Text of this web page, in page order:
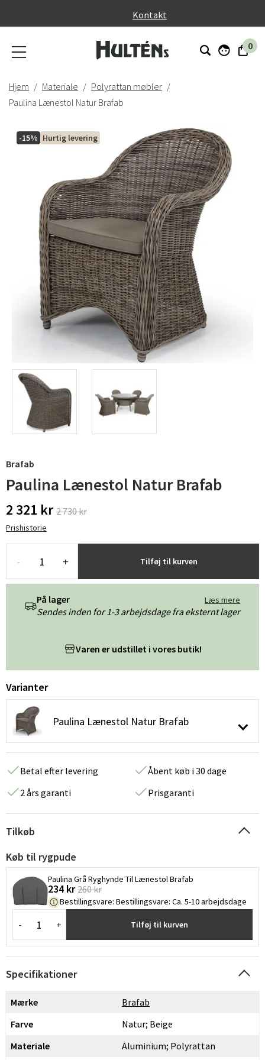
Kontakt
0
Hjem Materiale
Polyrattan møbler
Paulina Lænestol Natur Brafab
-15% Hurtig levering
Brafab
Paulina Lænestol Natur Brafab
2 321 kr 2 730 kr
Prishistorie
- + Tilføj til kurven
Varen er udstillet i vores butik!
På lager Læs mere
Sendes inden for 1-3 arbejdsdage fra eksternt lager
Varianter
Paulina Lænestol Natur Brafab
Betal efter levering
Åbent køb i 30 dage
2 års garanti
Prisgaranti
Tilkøb
Køb til rygpude
Paulina Grå Ryghynde Til Lænestol Brafab
234 kr 260 kr
Bestillingsvare: Bestillingsvare: Ca. 5-10 arbejdsdage
- + Tilføj til kurven
Specifikationer
Mærke
Brafab
Farve
Natur; Beige
Materiale
Aluminium; Polyrattan